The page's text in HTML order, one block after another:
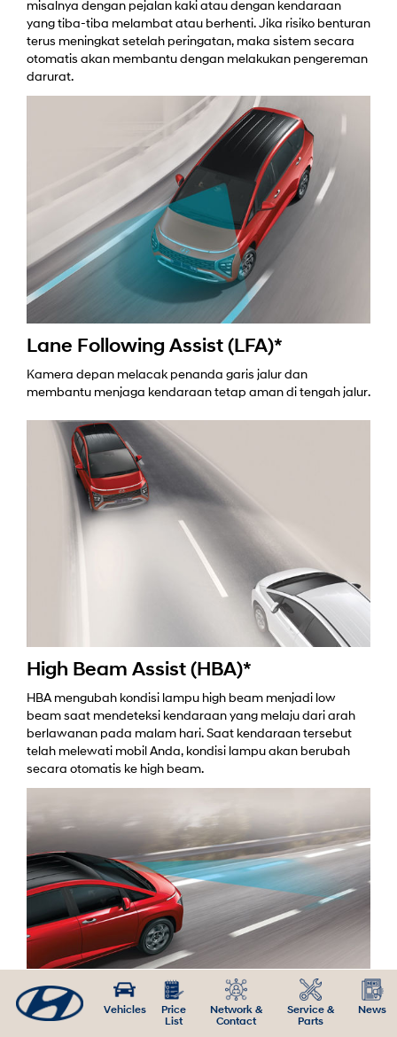
misalnya dengan pejalan kaki atau dengan kendaraan
yang tiba-tiba melambat atau berhenti. Jika risiko benturan
terus meningkat setelah peringatan, maka sistem secara
otomatis akan membantu dengan melakukan pengereman
darurat.
Lane Following Assist (LFA)*
Kamera depan melacak penanda garis jalur dan
membantu menjaga kendaraan tetap aman di tengah jalur.
High Beam Assist (HBA)*
HBA mengubah kondisi lampu high beam menjadi low
beam saat mendeteksi kendaraan yang melaju dari arah
berlawanan pada malam hari. Saat kendaraan tersebut
telah melewati mobil Anda, kondisi lampu akan berubah
secara otomatis ke high beam.
Vehicles
Price
List
Network &
Contact
Service &
Parts
News